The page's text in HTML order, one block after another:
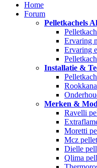
Home
Forum
Pelletkachels
Ervaring
Ervaring
Installatie &
Merken &
Ravelli
Moretti
Mcz
Dielle
Qlima